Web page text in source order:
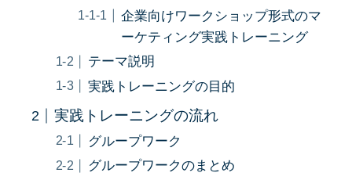
企業向けワークショップ形式のマ
ーケティング実践トレーニング
テーマ説明
実践トレーニングの目的
実践トレーニングの流れ
グループワーク
グループワークのまとめ